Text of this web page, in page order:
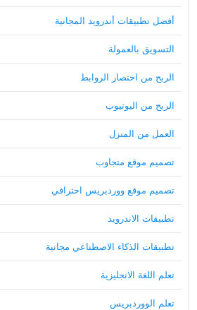
أفضل تطبيقات أندرويد المجانية
التسويق بالعمولة
الربح من اختصار الروابط
الربح من اليوتيوب
العمل من المنزل
تصميم موقع متجاوب
تصميم موقع ووردبريس احترافي
تطبيقات الاندرويد
تطبيقات الذكاء الاصطناعي مجانية
تعلم اللغة الانجليزية
تعلم الووردبريس